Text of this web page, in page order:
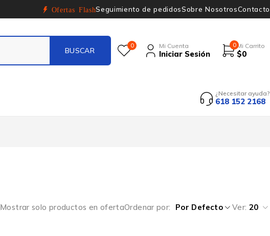
Ofertas FlashSeguimiento de pedidosSobre NosotrosContacto
0 Mi Cuenta
Iniciar Sesión
0 Mi Carrito
$0
¿Necesitar ayuda?
618 152 2168
Mostrar solo productos en ofertaOrdenar por Por Defecto Ver: 20